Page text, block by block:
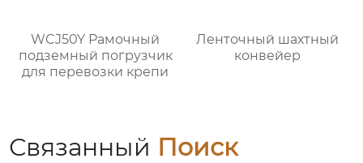
WCJ50Y Рамочный
подземный погрузчик
для перевозки крепи
Ленточный шахтный
конвейер
Связанный Поиск